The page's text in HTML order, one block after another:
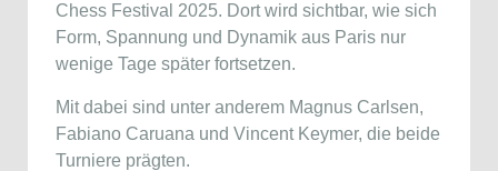
Chess Festival 2025. Dort wird sichtbar, wie sich
Form, Spannung und Dynamik aus Paris nur
wenige Tage später fortsetzen.
Mit dabei sind unter anderem Magnus Carlsen,
Fabiano Caruana und Vincent Keymer, die beide
Turniere prägten.